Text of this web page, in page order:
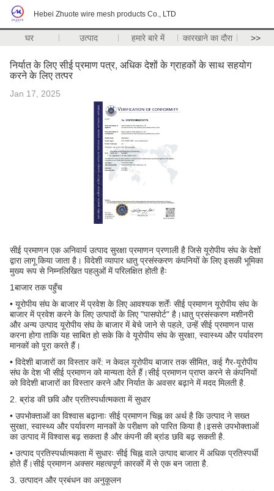
Hebei Zhuote wire mesh products Co., LTD
घर उत्पाद हमारे बारे में कारखाने का दौरा >>
निर्यात के लिए सीई प्रमाण पत्र, अधिक देशों के ग्राहकों के साथ सहयोग
करने के लिए तत्पर
Jan 17, 2025
सीई प्रमाणन एक अनिवार्य उत्पाद सुरक्षा प्रमाणन प्रणाली है जिसे यूरोपीय संघ के देशों
द्वारा लागू किया जाता है। विदेशी व्यापार धातु प्रसंस्करण कंपनियों के लिए इसकी भूमिका
मुख्य रूप से निम्नलिखित पहलुओं में परिलक्षित होती हैः
1बाजार तक पहुँच
• यूरोपीय संघ के बाजार में प्रवेश के लिए आवश्यक शर्तेंः सीई प्रमाणन यूरोपीय संघ के
बाजार में प्रवेश करने के लिए उत्पादों के लिए "पासपोर्ट" है।धातु प्रसंस्करण मशीनरी
और अन्य उत्पाद यूरोपीय संघ के बाजार में बेचे जाने से पहले, उन्हें सीई प्रमाणन पास
करना होगा ताकि यह साबित हो सके कि वे यूरोपीय संघ के सुरक्षा, स्वास्थ्य और पर्यावरण
मानकों को पूरा करते हैं।
• विदेशी बाजारों का विस्तार करें: न केवल यूरोपीय बाजार तक सीमित, कई गैर-यूरोपीय
संघ के देश भी सीई प्रमाणन को मान्यता देते हैं।सीई प्रमाणन प्राप्त करने से कंपनियों
को विदेशी बाजारों का विस्तार करने और निर्यात के अवसर बढ़ाने में मदद मिलती है.
2. ब्रांड की छवि और प्रतिस्पर्धात्मकता में सुधार
• उपभोक्ताओं का विश्वास बढ़ानाः सीई प्रमाणन चिह्न का अर्थ है कि उत्पाद ने सख्त
सुरक्षा, स्वास्थ्य और पर्यावरण मानकों के परीक्षण को पारित किया है।इससे उपभोक्ताओं
का उत्पाद में विश्वास बढ़ सकता है और कंपनी की ब्रांड छवि बढ़ सकती है.
• उत्पाद प्रतिस्पर्धात्मकता में सुधारः सीई चिह्न वाले उत्पाद बाजार में अधिक प्रतिस्पर्धी
होते हैं।सीई प्रमाणन अक्सर महत्वपूर्ण कारकों में से एक बन जाता है.
3. उत्पादन और प्रबंधन का अनुकूलन